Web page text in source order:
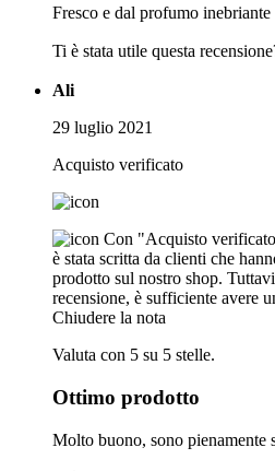
Fresco e dal profumo inebriante
Ti è stata utile questa
Ali
29 luglio 2021
Acquisto verificato
Con "Acquisto
è stata scritta da clienti che
prodotto sul nostro shop.
recensione, è sufficiente avere
Chiudere la nota
Valuta con 5 su 5 stelle.
Ottimo prodotto
Molto buono, sono pienamente